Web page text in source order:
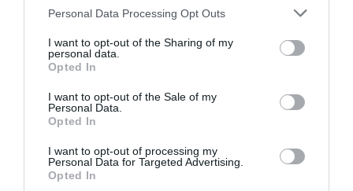
Personal Data Processing Opt Outs
I want to opt-out of the Sharing of my
personal data.
Opted In
I want to opt-out of the Sale of my
Personal Data.
Opted In
I want to opt-out of processing my
Personal Data for Targeted Advertising.
Opted In
Punkfestivalen Byskvaller växer –
Gary Moore-veteran gästar
Northbay Rovers i Norrtälje